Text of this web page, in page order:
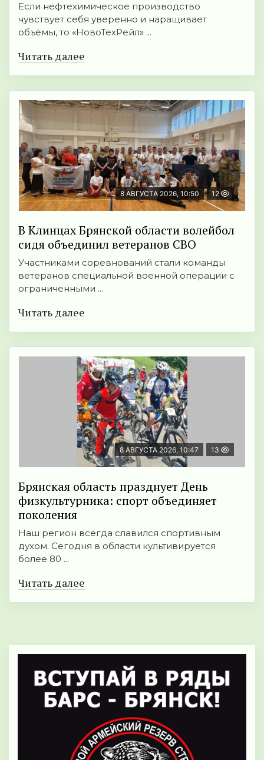
Если нефтехимическое производство
чувствует себя уверенно и наращивает
объёмы, то «НовоТехРейл» ...
Читать далее
8 АВГУСТА 2026, 10:50 12
В Клинцах Брянской области волейбол
сидя объединил ветеранов СВО
Участниками соревнований стали команды
ветеранов специальной военной операции с
ограниченными ...
Читать далее
8 АВГУСТА 2026, 10:47 13
Брянская область празднует День
физкультурника: спорт объединяет
поколения
Наш регион всегда славился спортивным
духом. Сегодня в области культивируется
более 80 ...
Читать далее